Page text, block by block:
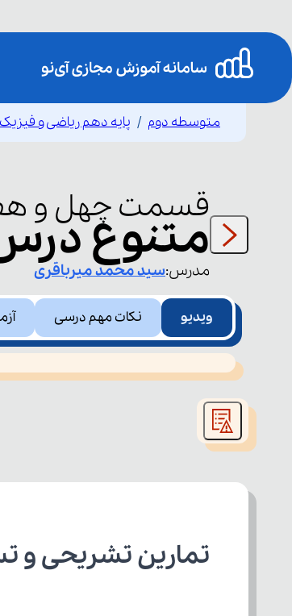
متوسطه دوم پایه دهم ریاضی و فیزیک
قسمتچهل و
متنوع
مدرس:سید محمدمیرباقری
ویدیو نکات مهم درسی
This
is
window.
تمارین تشریحی و